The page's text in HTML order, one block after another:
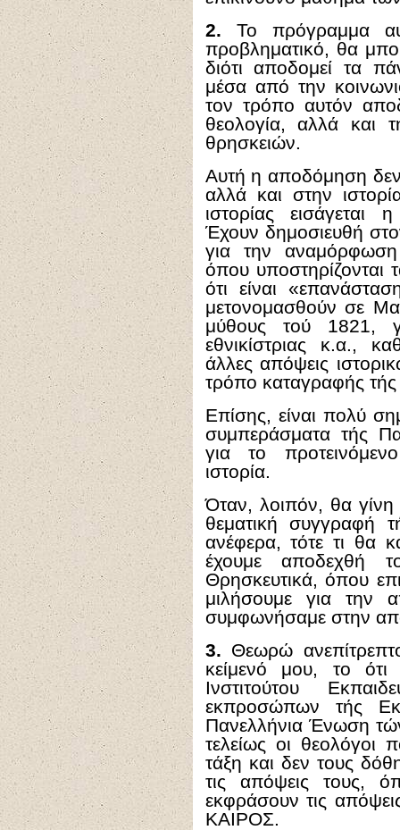
2. Το πρόγραμμα
προβληματικό, θα
διότι αποδομεί τα
μέσα από την
τον τρόπο αυτόν
θεολογία, αλλά και
θρησκειών.
Αυτή η αποδόμηση δεν
αλλά και στην
ιστορίας
Έχουν δημοσιευθή
για την αναμόρφωση
όπου υποστηρίζονται
ότι είναι
μετονομασθούν σε
μύθους τού 1821,
εθνικίστριας κ.α.,
άλλες απόψεις
τρόπο καταγραφής τής
Επίσης, είναι πολύ
συμπεράσματα τής
για το
ιστορία.
Όταν, λοιπόν, θα γίνη
θεματική συγγραφή
ανέφερα, τότε τι θα
έχουμε αποδεχθή
Θρησκευτικά, όπου
μιλήσουμε για την
συμφωνήσαμε στην
3. Θεωρώ
κείμενό μου, το ότι
Ινστιτούτου
εκπροσώπων τής
Πανελλήνια Ένωση
τελείως οι θεολόγοι
τάξη και δεν τους
τις απόψεις τους,
εκφράσουν τις
ΚΑΙΡΟΣ.